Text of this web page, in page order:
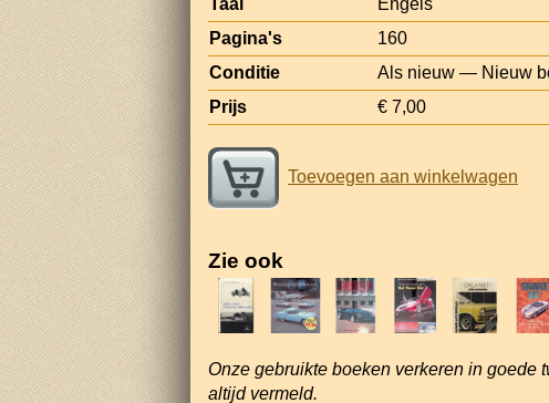
Pagina's
160
Conditie
Als nieuw — Nieuw
Prijs
€ 7,00
Toevoegen aan winkelwagen
Zie ook
Onze gebruikte boeken verkeren in goede
altijd vermeld.